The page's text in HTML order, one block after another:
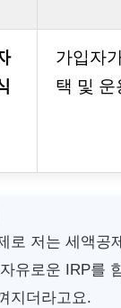
가입자
택 및 운
로 저는 세액공
유로운 IRP를
지더라고요.